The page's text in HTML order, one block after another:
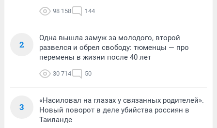
98 158 144
2
Одна вышла замуж за молодого, второй
развелся и обрел свободу: тюменцы — про
перемены в жизни после 40 лет
30 714 50
3
«Насиловал на глазах у связанных родителей».
Новый поворот в деле убийства россиян в
Таиланде